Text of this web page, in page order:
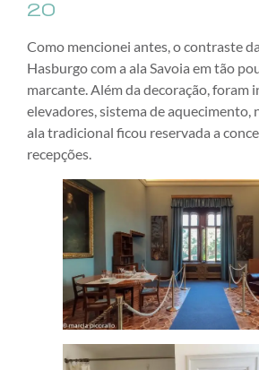
20
Como mencionei antes, o contraste
Hasburgo com a ala Savoia em tão
marcante. Além da decoração, foram
elevadores, sistema de aquecimento,
ala tradicional ficou reservada a
recepções.